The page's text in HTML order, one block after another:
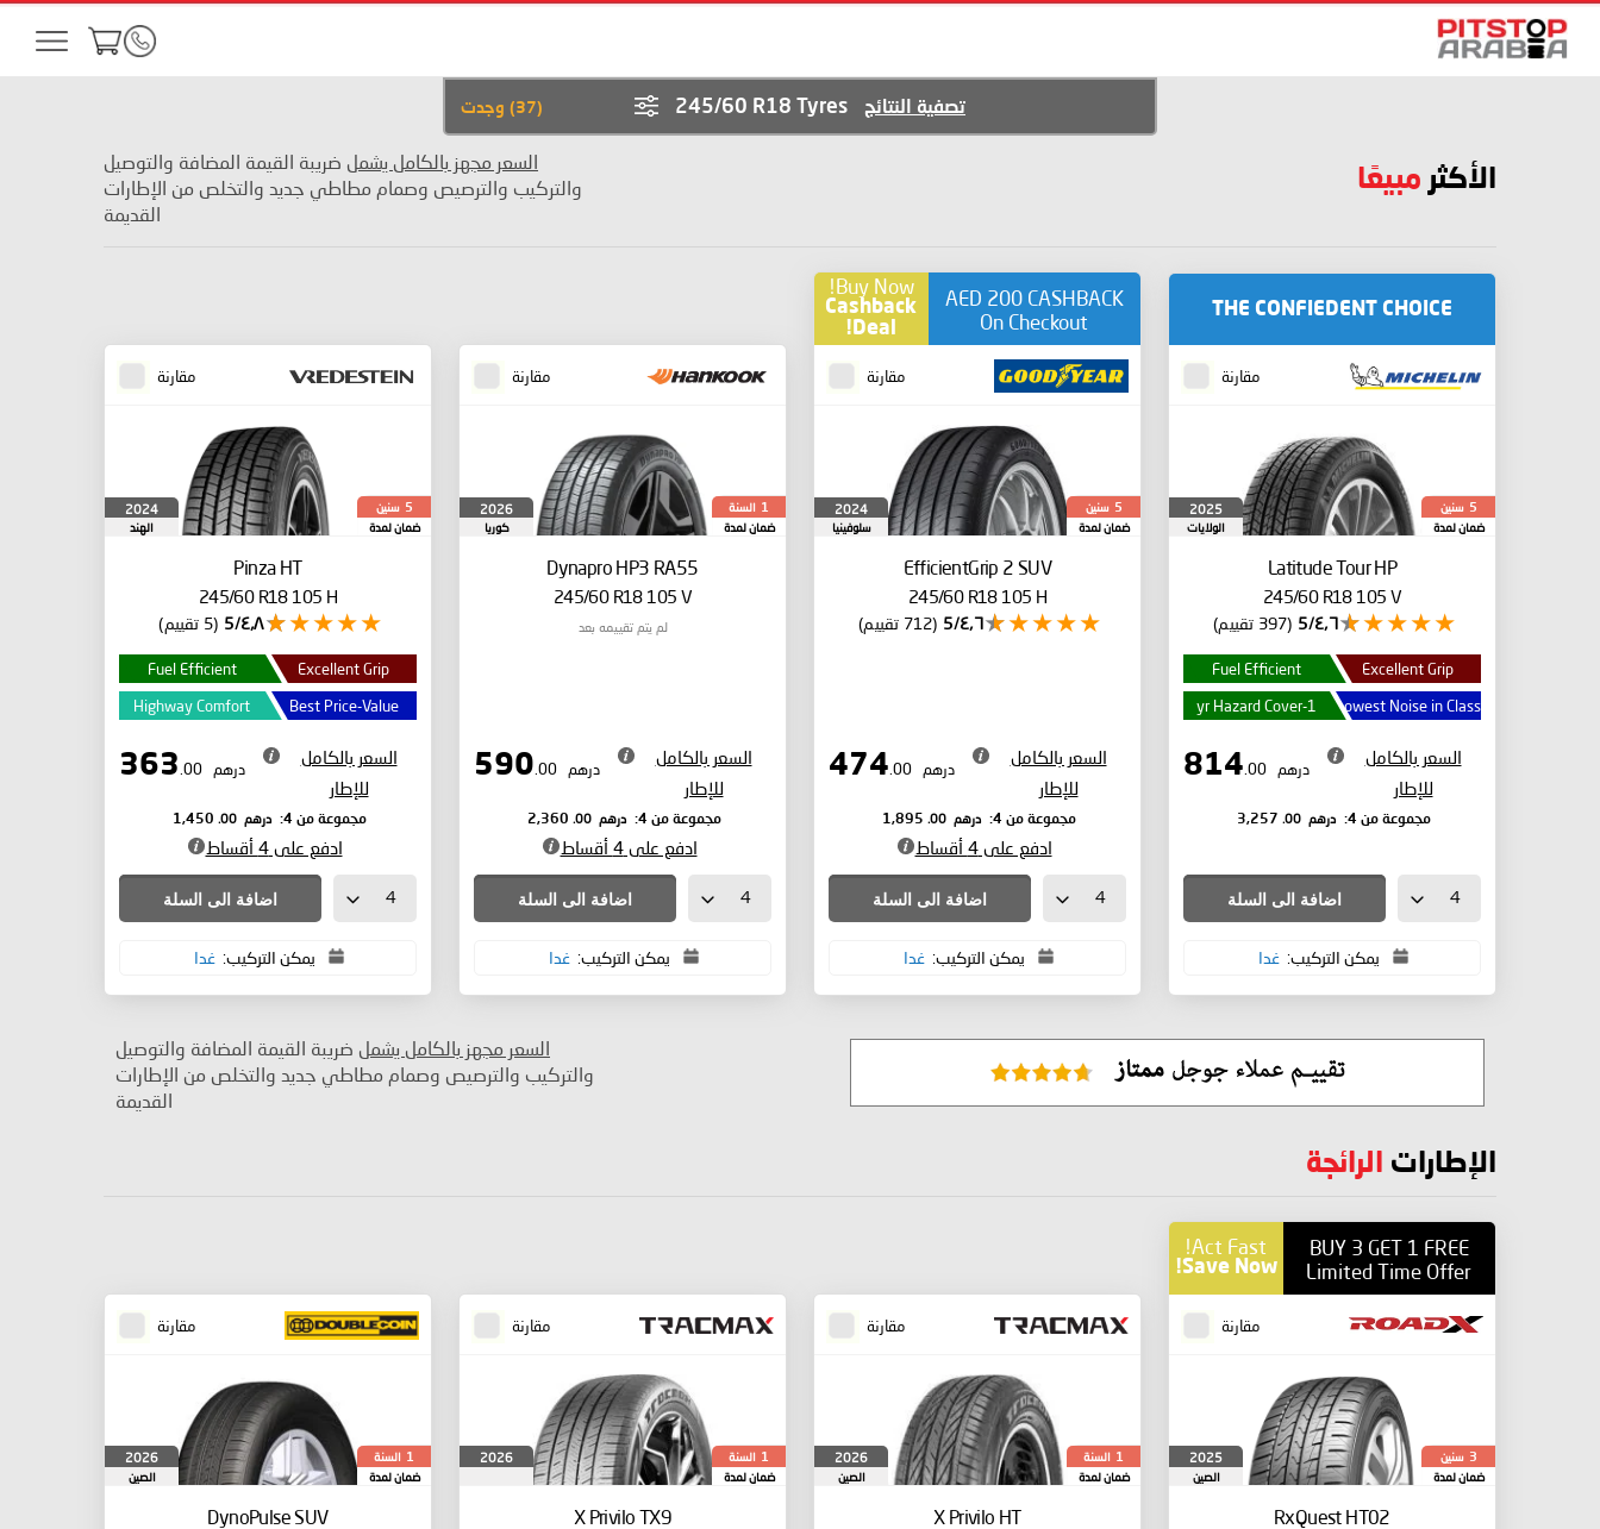
(
37
) وجدت تصفية النتائج 245/60 R18 Tyres
الأكثر مبيعًا
السعر مجهز بالكامل يشمل ضريبة القيمة المضافة والتوصيل
والتركيب والترصيص وصمام مطاطي جديد والتخلص من الإطارات
القديمة
THE CONFIEDENT CHOICE
مقارنة
5 سنين
ضمان لمدة
2025
الولايات
Latitude Tour HP
245/60 R18 105 V
٤٫٦/5 (397 تقييم)
Excellent Grip
Fuel Efficient
Lowest Noise in Class
1-yr Hazard Cover
السعر بالكامل
للإطار
درهم .00
مجموعة من 4: درهم .00
اضافة الى السلة
يمكن التركيب: غدا
AED 200 CASHBACK
On Checkout
Buy Now!
Cashback
Deal!
مقارنة
5 سنين
ضمان لمدة
2024
سلوفينيا
EfficientGrip 2 SUV
245/60 R18 105 H
٤٫٦/5 (712 تقييم)
السعر بالكامل
للإطار
درهم .00
مجموعة من 4: درهم .00
ادفع على 4 أقساط
اضافة الى السلة
يمكن التركيب: غدا
مقارنة
1 السنة
ضمان لمدة
2026
كوريا
Dynapro HP3 RA55
245/60 R18 105 V
لم يتم تقييمه بعد
السعر بالكامل
للإطار
درهم .00
مجموعة من 4: درهم .00
ادفع على 4 أقساط
اضافة الى السلة
يمكن التركيب: غدا
مقارنة
5 سنين
ضمان لمدة
2024
الهند
Pinza HT
245/60 R18 105 H
٤٫٨/5 (5 تقييم)
Excellent Grip
Fuel Efficient
Best Price-Value
Highway Comfort
السعر بالكامل
للإطار
درهم .00
مجموعة من 4: درهم .00
ادفع على 4 أقساط
اضافة الى السلة
يمكن التركيب: غدا
السعر مجهز بالكامل يشمل ضريبة القيمة المضافة والتوصيل
والتركيب والترصيص وصمام مطاطي جديد والتخلص من الإطارات
القديمة
الإطارات الرائجة
BUY 3 GET 1 FREE
Limited Time Offer
Act Fast!
Save Now!
مقارنة
3 سنين
ضمان لمدة
2025
الصين
RxQuest HT02
مقارنة
1 السنة
ضمان لمدة
2026
الصين
X Privilo HT
مقارنة
1 السنة
ضمان لمدة
2026
X Privilo TX9
مقارنة
1 السنة
ضمان لمدة
2026
الصين
DynoPulse SUV